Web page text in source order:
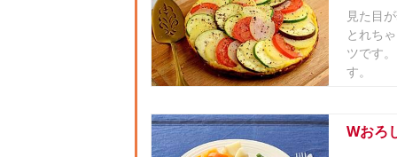
見た目
とれち
ツです
す。
Wおろ